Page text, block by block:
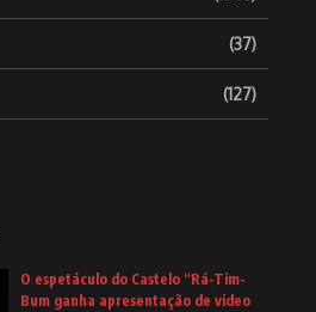
(37)
(127)
O espetáculo do Castelo “Rá-Tim-
Bum ganha apresentação de video